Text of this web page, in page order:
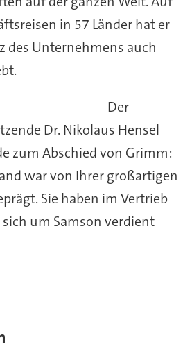
in 57 Länder hat er
des Unternehmens auch
Der
Dr. Nikolaus Hensel
zum Abschied von Grimm:
war von Ihrer großartigen
Sie haben im Vertrieb
um Samson verdient